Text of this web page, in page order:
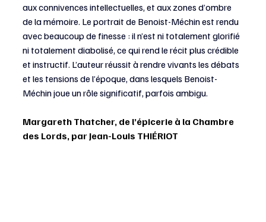
aux connivences intellectuelles, et aux zones d’ombre
de la mémoire. Le portrait de Benoist-Méchin est rendu
avec beaucoup de finesse : il n’est ni totalement glorifié
ni totalement diabolisé, ce qui rend le récit plus crédible
et instructif. L’auteur réussit à rendre vivants les débats
et les tensions de l’époque, dans lesquels Benoist-
Méchin joue un rôle significatif, parfois ambigu.
Margareth Thatcher, de l’épicerie à la Chambre
des Lords, par Jean-Louis THIÉRIOT